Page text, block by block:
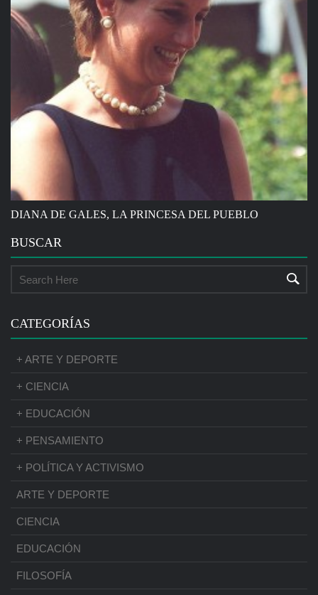
DIANA DE GALES, LA PRINCESA DEL PUEBLO
BUSCAR
CATEGORÍAS
+ ARTE Y DEPORTE
+ CIENCIA
+ EDUCACIÓN
+ PENSAMIENTO
+ POLÍTICA Y ACTIVISMO
ARTE Y DEPORTE
CIENCIA
EDUCACIÓN
FILOSOFÍA